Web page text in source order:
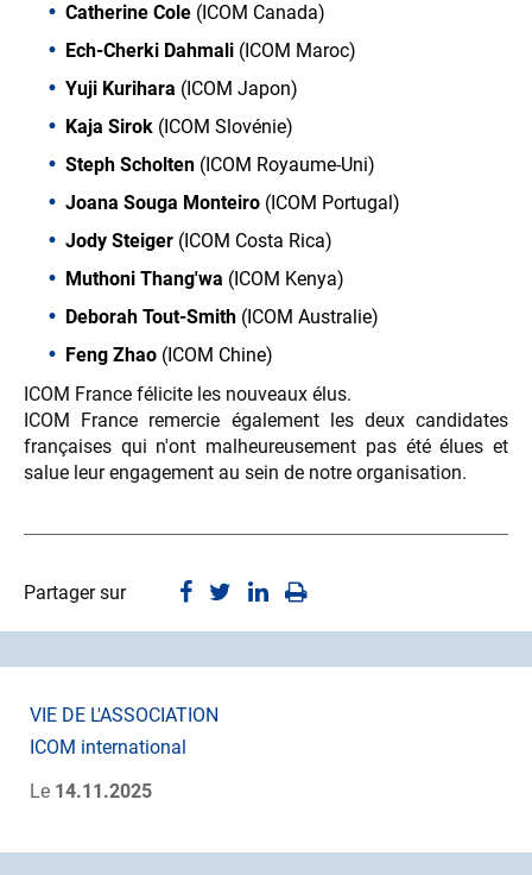
Catherine Cole (ICOM Canada)
Ech-Cherki Dahmali (ICOM Maroc)
Yuji Kurihara (ICOM Japon)
Kaja Sirok (ICOM Slovénie)
Steph Scholten (ICOM Royaume-Uni)
Joana Souga Monteiro (ICOM Portugal)
Jody Steiger (ICOM Costa Rica)
Muthoni Thang'wa (ICOM Kenya)
Deborah Tout-Smith (ICOM Australie)
Feng Zhao (ICOM Chine)
ICOM France félicite les nouveaux élus.
ICOM France remercie également les deux candidates
françaises qui n'ont malheureusement pas été élues et
salue leur engagement au sein de notre organisation.
Partager sur
VIE DE L'ASSOCIATION
ICOM international
Le 14.11.2025